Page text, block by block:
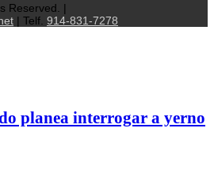
Reserved. |
| Telf. 914-831-7278
planea interrogar a yerno